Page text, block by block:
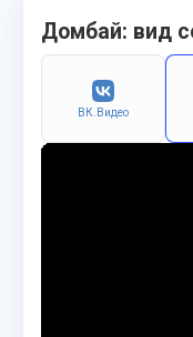
Домбай: вид
ВК.Видео